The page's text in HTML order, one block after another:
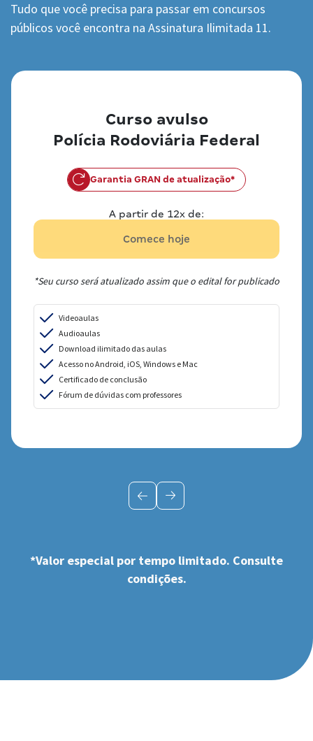
Tudo que você precisa para passar em concursos
públicos você encontra na Assinatura Ilimitada 11.
Curso avulso
Polícia Rodoviária Federal
Garantia GRAN de atualização*
A partir de 12x de:
Comece hoje
*Seu curso será atualizado assim que o edital for publicado
Videoaulas
Audioaulas
Download ilimitado das aulas
Acesso no Android, iOS, Windows e Mac
Certificado de conclusão
Fórum de dúvidas com professores
*Valor especial por tempo limitado. Consulte
condições.